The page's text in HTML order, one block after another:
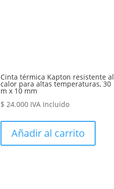
Cinta térmica Kapton resistente al
calor para altas temperaturas, 30
m x 10 mm
$ 24.000 IVA Incluido
Añadir al carrito